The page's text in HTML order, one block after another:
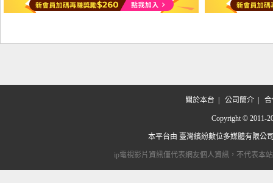
關於本台 公司簡介| 合
Copyright © 2011-
本平台由 臺灣繽紛數位多媒體有限公
ip電視影片資訊僅代表網友個人資訊，不代表本